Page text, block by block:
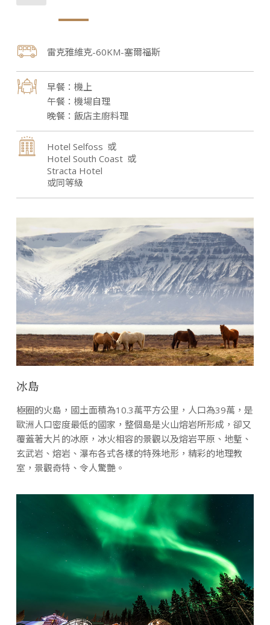
雷克雅維克-60KM-塞爾福斯
機上
機場自理
飯店主廚料理
Hotel Selfoss
Hotel South Coast
Stracta Hotel
或同等級
冰島
極圈的火島，國土面積為10.3萬平方公里，人口為39萬，是
歐洲人口密度最低的國家，整個島是火山熔岩所形成，卻又
覆蓋著大片的冰原，冰火相容的景觀以及熔岩平原、地塹、
玄武岩、熔岩、瀑布各式各樣的特殊地形，精彩的地理教
室，景觀奇特、令人驚艷。